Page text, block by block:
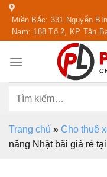
Skip
content
Miền Bắc: 331 Nguyễn
Nam: 188 Tổ 2, KP Tân
Tìm
Trang chủ » Cho thuê
nâng Nhật bãi giá rẻ